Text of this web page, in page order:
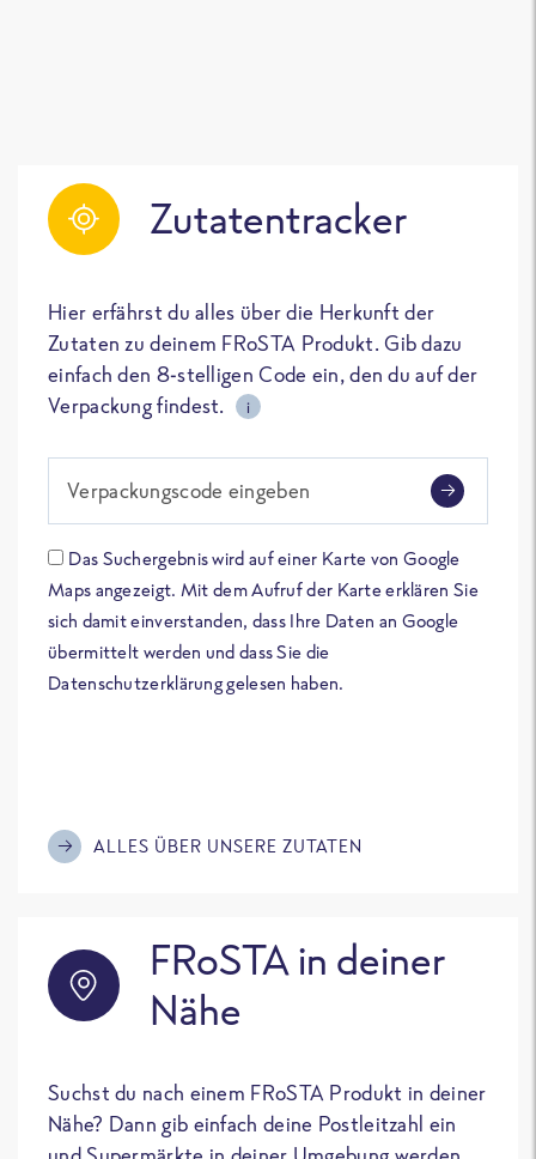
Zutatentracker
Hier erfährst du alles über die Herkunft der
Zutaten zu deinem FRoSTA Produkt. Gib dazu
einfach den 8-stelligen Code ein, den du auf der
Verpackung findest.
i
Verpackungscode eingeben
Das Suchergebnis wird auf einer Karte von Google
Maps angezeigt. Mit dem Aufruf der Karte erklären Sie
sich damit einverstanden, dass Ihre Daten an Google
übermittelt werden und dass Sie die
Datenschutzerklärung gelesen haben.
ALLES ÜBER UNSERE ZUTATEN
FRoSTA in deiner
Nähe
Suchst du nach einem FRoSTA Produkt in deiner
Nähe? Dann gib einfach deine Postleitzahl ein